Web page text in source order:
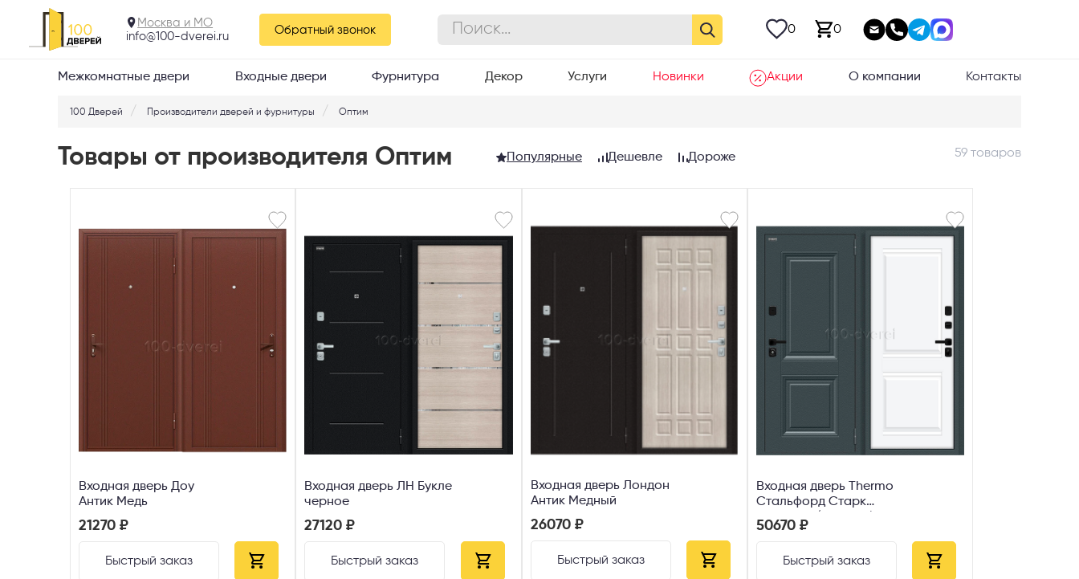
Москва и МО
info@100-dverei.ru
Обратный звонок 0 0
Межкомнатные двери Входные двери Фурнитура Декор Услуги Новинки Акции О компании Контакты
100 Дверей Производители дверей и фурнитуры Оптим
Товары от производителя Оптим Популярные Дешевле Дороже 59 товаров
Входная дверь Доу
Антик Медь
21270 ₽
Быстрый заказ
Входная дверь ЛН Букле
черное
27120 ₽
Быстрый заказ
Входная дверь Лондон
Антик Медный
26070 ₽
Быстрый заказ
Входная дверь Thermo
Стальфорд Старк
антрацит/White Silk
50670 ₽
Быстрый заказ